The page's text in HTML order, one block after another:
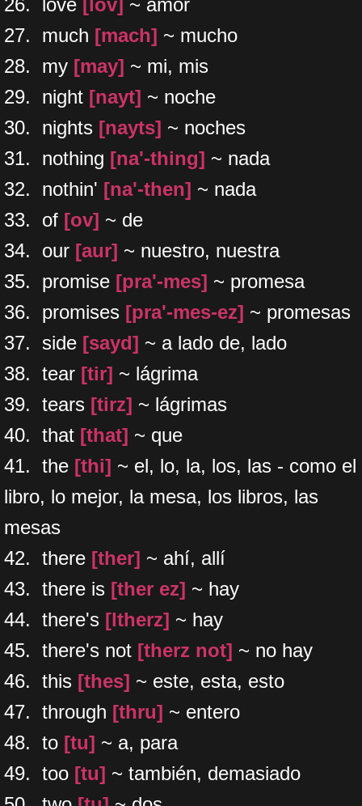
26. love [lov] ~ amor
27. much [mach] ~ mucho
28. my [may] ~ mi, mis
29. night [nayt] ~ noche
30. nights [nayts] ~ noches
31. nothing [na'-thing] ~ nada
32. nothin' [na'-then] ~ nada
33. of [ov] ~ de
34. our [aur] ~ nuestro, nuestra
35. promise [pra'-mes] ~ promesa
36. promises [pra'-mes-ez] ~ promesas
​37. side [sayd] ~ a lado de, lado
​38. tear [tir] ~ lágrima
39. tears [tirz] ~ lágrimas
40. that [that] ~ que
41. the [thi] ~ el, lo, la, los, las - como el
libro, lo mejor, la mesa, los libros, las
mesas
42. there [ther] ~ ahí, allí
43. there is [ther ez] ~ hay
44. there's [ltherz] ~ hay
​45. there's not [therz not] ~ no hay
46. this [thes] ~ este, esta, esto
47. through [thru] ~ entero
48. to [tu] ~ a, para
49. too [tu] ~ también, demasiado